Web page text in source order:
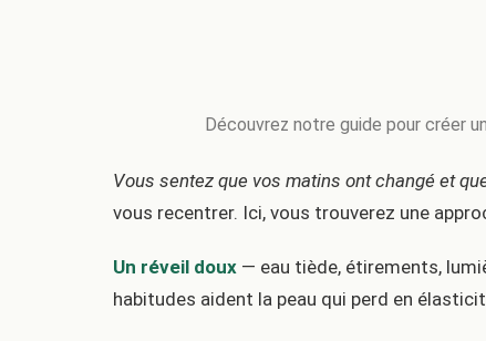
Découvrez notre guide pour créer
Vous sentez que vos matins ont changé et
vous recentrer. Ici, vous trouverez une
Un réveil doux — eau tiède, étirements,
habitudes aident la peau qui perd en